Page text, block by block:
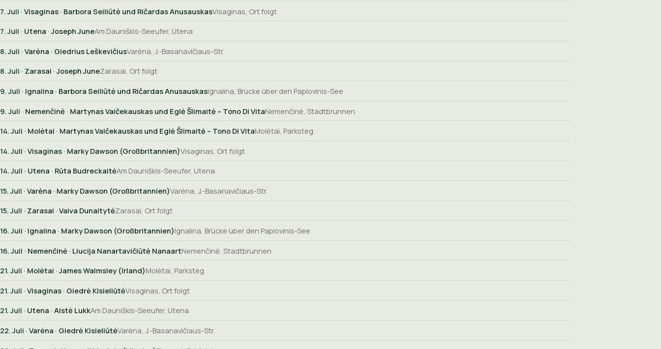
7. Juli · Visaginas · Barbora Seiliūtė und Ričardas AnusauskasVisaginas, Ort folgt
7. Juli · Utena · Joseph JuneAm Dauniškis-Seeufer, Utena
8. Juli · Varėna · Giedrius LeškevičiusVarėna, J.-Basanavičiaus-Str.
8. Juli · Zarasai · Joseph JuneZarasai, Ort folgt
9. Juli · Ignalina · Barbora Seiliūtė und Ričardas AnusauskasIgnalina, Brücke über den Paplovinis-See
9. Juli · Nemenčinė · Martynas Vaičekauskas und Eglė Šlimaitė – Tono Di VitaNemenčinė, Stadtbrunnen
14. Juli · Molėtai · Martynas Vaičekauskas und Eglė Šlimaitė – Tono Di VitaMolėtai, Parksteg
14. Juli · Visaginas · Marky Dawson (Großbritannien)Visaginas, Ort folgt
14. Juli · Utena · Rūta BudreckaitėAm Dauniškis-Seeufer, Utena
15. Juli · Varėna · Marky Dawson (Großbritannien)Varėna, J.-Basanavičiaus-Str.
15. Juli · Zarasai · Vaiva DunaitytėZarasai, Ort folgt
16. Juli · Ignalina · Marky Dawson (Großbritannien)Ignalina, Brücke über den Paplovinis-See
16. Juli · Nemenčinė · Liucija Nanartavičiūtė NanaartNemenčinė, Stadtbrunnen
21. Juli · Molėtai · James Walmsley (Irland)Molėtai, Parksteg
21. Juli · Visaginas · Giedrė KisieliūtėVisaginas, Ort folgt
21. Juli · Utena · Aistė LukkAm Dauniškis-Seeufer, Utena
22. Juli · Varėna · Giedrė KisieliūtėVarėna, J.-Basanavičiaus-Str.